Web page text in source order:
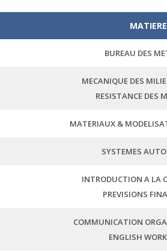
MATI
BUREAU DES
MECANIQUE DES
RESISTANCE DES
MATERIAUX &
SYSTEMES
INTRODUCTION A LA
PREVISIONS
COMMUNICATION
ENGLISH